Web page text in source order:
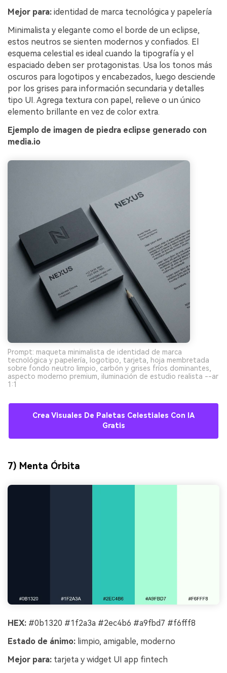
Mejor para: identidad de marca tecnológica y papelería
Minimalista y elegante como el borde de un eclipse,
estos neutros se sienten modernos y confiados. El
esquema celestial es ideal cuando la tipografía y el
espaciado deben ser protagonistas. Usa los tonos más
oscuros para logotipos y encabezados, luego desciende
por los grises para información secundaria y detalles
tipo UI. Agrega textura con papel, relieve o un único
elemento brillante en vez de color extra.
Ejemplo de imagen de piedra eclipse generado con
media.io
Prompt: maqueta minimalista de identidad de marca
tecnológica y papelería, logotipo, tarjeta, hoja membretada
sobre fondo neutro limpio, carbón y grises fríos dominantes,
aspecto moderno premium, iluminación de estudio realista --ar
1:1
Crea Visuales De Paletas Celestiales Con IA
Gratis
7) Menta Órbita
HEX: #0b1320 #1f2a3a #2ec4b6 #a9fbd7 #f6fff8
Estado de ánimo: limpio, amigable, moderno
Mejor para: tarjeta y widget UI app fintech